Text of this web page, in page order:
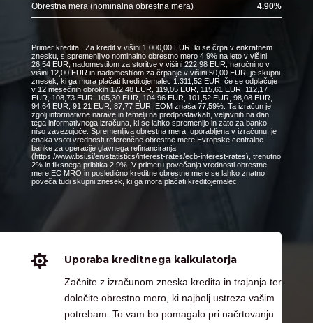
Obrestna mera (nominalna obrestna mera) 4.90%
Primer kredita : Za kredit v višini 1.000,00 EUR, ki se črpa v enkratnem
znesku, s spremenljivo nominalno obrestno mero 4,9% na leto v višini
26,54 EUR, nadomestilom za storitve v višini 222,98 EUR, naročnino v
višini 12,00 EUR in nadomestilom za črpanje v višini 50,00 EUR, je skupni
znesek, ki ga mora plačati kreditojemalec 1.311,52 EUR, če se odplačuje
v 12 mesečnih obrokih 172,48 EUR, 119,05 EUR, 115,61 EUR, 112,17
EUR, 108,73 EUR, 105,30 EUR, 104,96 EUR, 101,52 EUR, 98,08 EUR,
94,64 EUR, 91,21 EUR, 87,77 EUR. EOM znaša 77,59%. Ta izračun je
zgolj informativne narave in temelji na predpostavkah, veljavnih na dan
tega informativnega izračuna, ki se lahko spremenijo in zato za banko
niso zavezujoče. Spremenljiva obrestna mera, uporabljena v izračunu, je
enaka vsoti vrednosti referenčne obrestne mere Evropske centralne
banke za operacije glavnega refinanciranja
(https://www.bsi.si/en/statistics/interest-rates/ecb-interest-rates), trenutno
2% in fiksnega pribitka 2,9%. V primeru povečanja vrednosti obrestne
mere EC MRO in posledično kreditne obrestne mere se lahko znatno
poveča tudi skupni znesek, ki ga mora plačati kreditojemalec.
 Uporaba kreditnega kalkulatorja
Začnite z izračunom zneska kredita in trajanja ter
določite obrestno mero, ki najbolj ustreza vašim
potrebam. To vam bo pomagalo pri načrtovanju